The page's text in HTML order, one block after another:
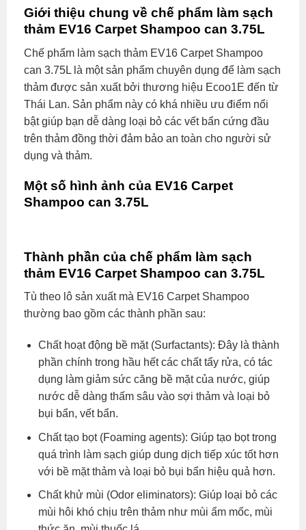
Giới thiệu chung về chế phẩm làm sạch
thảm EV16 Carpet Shampoo can 3.75L
Chế phẩm làm sạch thảm EV16 Carpet Shampoo
can 3.75L là một sản phẩm chuyên dụng để làm sạch
thảm được sản xuất bởi thương hiệu Ecoo1E đến từ
Thái Lan. Sản phẩm này có khá nhiều ưu điểm nổi
bật giúp bạn dễ dàng loại bỏ các vết bẩn cứng đầu
trên thảm đồng thời đảm bảo an toàn cho người sử
dụng và thảm.
Một số hình ảnh của EV16 Carpet
Shampoo can 3.75L
Thành phần của chế phẩm làm sạch
thảm EV16 Carpet Shampoo can 3.75L
Tù theo lô sản xuất mà EV16 Carpet Shampoo
thường bao gồm các thành phần sau:
Chất hoạt động bề mặt (Surfactants): Đây là thành
phần chính trong hầu hết các chất tẩy rửa, có tác
dụng làm giảm sức căng bề mặt của nước, giúp
nước dễ dàng thấm sâu vào sợi thảm và loại bỏ
bụi bẩn, vết bẩn.
Chất tạo bọt (Foaming agents): Giúp tạo bọt trong
quá trình làm sạch giúp dung dịch tiếp xúc tốt hơn
với bề mặt thảm và loại bỏ bụi bẩn hiệu quả hơn.
Chất khử mùi (Odor eliminators): Giúp loại bỏ các
mùi hôi khó chịu trên thảm như mùi ẩm mốc, mùi